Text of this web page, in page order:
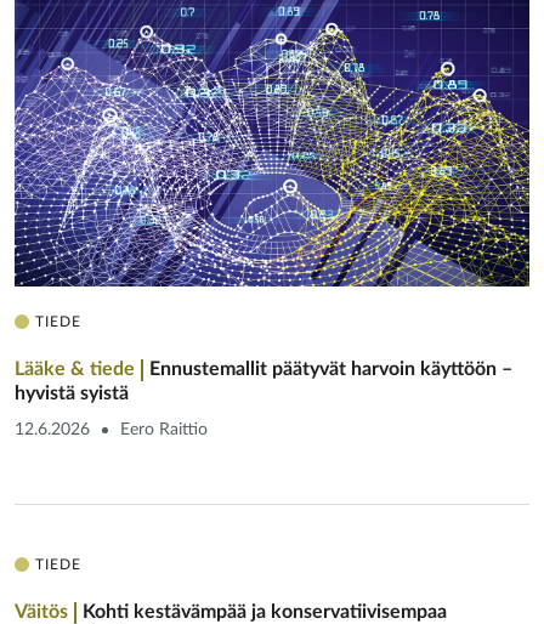
TIEDE
Lääke & tiede
Ennustemallit päätyvät harvoin käyttöön –
hyvistä syistä
12.6.2026 Eero Raittio
TIEDE
Väitös
Kohti kestävämpää ja konservatiivisempaa